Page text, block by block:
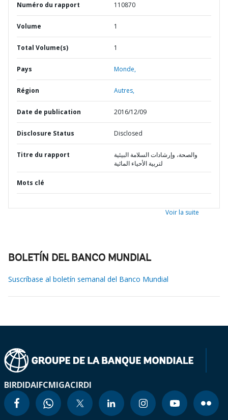
Numéro du rapport 110870
Volume 1
Total Volume(s) 1
Pays Monde,
Région Autres,
Date de publication 2016/12/09
Disclosure Status Disclosed
Titre du rapport
والصحة، وإرشادات السلامة البيئية
لتربية الأحياء المائية
Mots clé
Voir la suite
BOLETÍN DEL BANCO MUNDIAL
Suscríbase al boletín semanal del Banco Mundial
BIRDIDAIFCMIGACIRDI